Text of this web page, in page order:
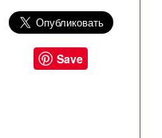
Save